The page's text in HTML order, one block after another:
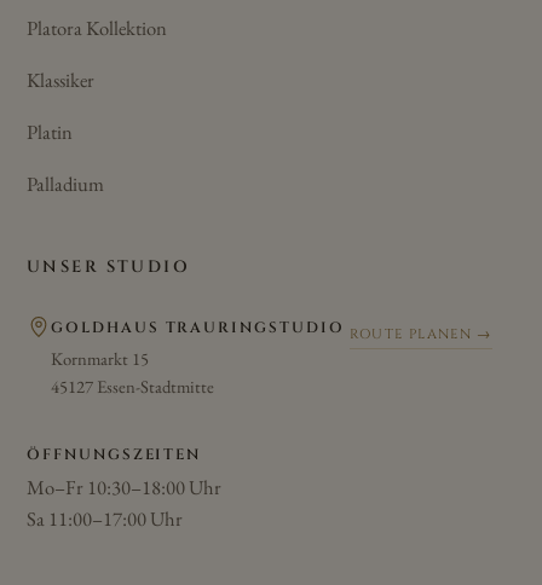
Platora Kollektion
Klassiker
Platin
Palladium
UNSER STUDIO
GOLDHAUS TRAURINGSTUDIO
Kornmarkt 15
45127 Essen-Stadtmitte
ROUTE PLANEN →
ÖFFNUNGSZEITEN
Mo–Fr 10:30–18:00 Uhr
Sa 11:00–17:00 Uhr